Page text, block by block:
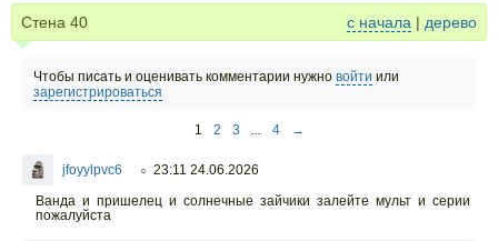
Стена 40 с начала | дерево
Чтобы писать и оценивать комментарии нужно войти или
зарегистрироваться
1 2 3 ... 4 →
jfoyylpvc6 ○ 23:11 24.06.2026
Ванда и пришелец и солнечные зайчики залейте мульт и серии
пожалуйста